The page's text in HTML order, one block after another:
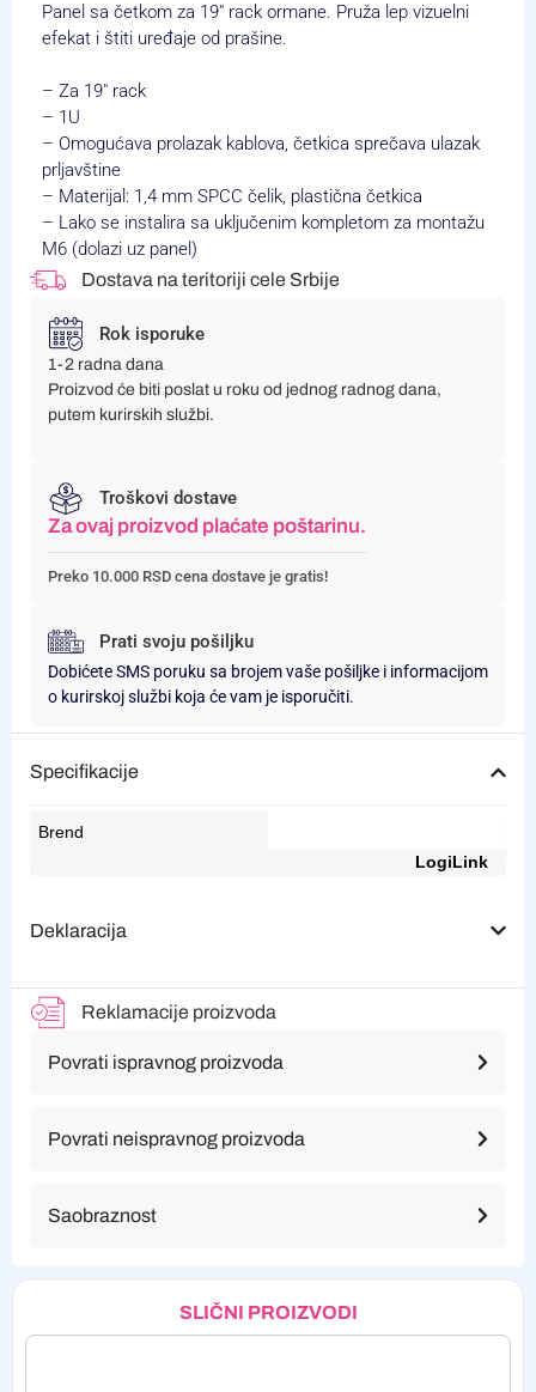
Panel sa četkom za 19″ rack ormane. Pruža lep vizuelni
efekat i štiti uređaje od prašine.
– Za 19″ rack
– 1U
– Omogućava prolazak kablova, četkica sprečava ulazak
prljavštine
– Materijal: 1,4 mm SPCC čelik, plastična četkica
– Lako se instalira sa uključenim kompletom za montažu
M6 (dolazi uz panel)
Dostava na teritoriji cele Srbije
Rok isporuke
1-2 radna dana
Proizvod će biti poslat u roku od jednog radnog dana,
putem kurirskih službi.
Troškovi dostave
Za ovaj proizvod plaćate poštarinu.
Preko 10.000 RSD cena dostave je gratis!
Prati svoju pošiljku
Dobićete SMS poruku sa brojem vaše pošiljke i informacijom
o kurirskoj službi koja će vam je isporučiti.
Specifikacije
Brend
LogiLink
Deklaracija
Reklamacije proizvoda
Povrati ispravnog proizvoda
Povrati neispravnog proizvoda
Saobraznost
SLIČNI PROIZVODI